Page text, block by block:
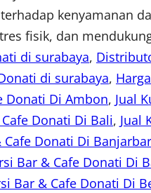
kenyamanan
fisik, dan
di surabaya,
di surabaya,
Donati Di Ambon, Jual
Donati Di Bali, Jual
Cafe Donati Di
Bar & Cafe Donati Di
Bar & Cafe Donati Di